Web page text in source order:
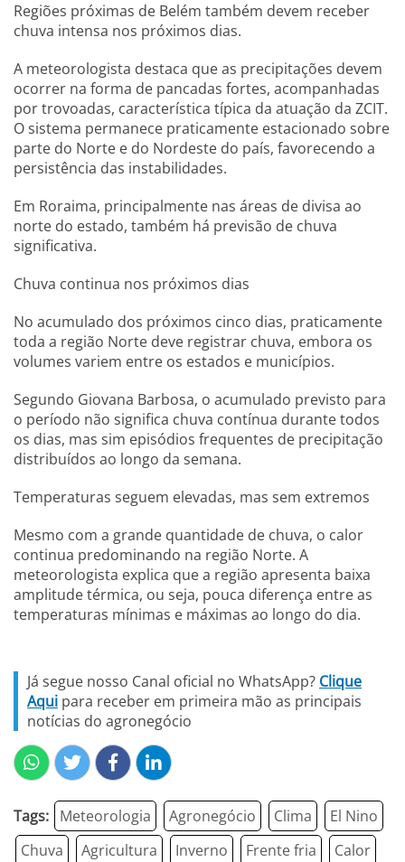
Regiões próximas de Belém também devem receber
chuva intensa nos próximos dias.
A meteorologista destaca que as precipitações devem
ocorrer na forma de pancadas fortes, acompanhadas
por trovoadas, característica típica da atuação da ZCIT.
O sistema permanece praticamente estacionado sobre
parte do Norte e do Nordeste do país, favorecendo a
persistência das instabilidades.
Em Roraima, principalmente nas áreas de divisa ao
norte do estado, também há previsão de chuva
significativa.
Chuva continua nos próximos dias
No acumulado dos próximos cinco dias, praticamente
toda a região Norte deve registrar chuva, embora os
volumes variem entre os estados e municípios.
Segundo Giovana Barbosa, o acumulado previsto para
o período não significa chuva contínua durante todos
os dias, mas sim episódios frequentes de precipitação
distribuídos ao longo da semana.
Temperaturas seguem elevadas, mas sem extremos
Mesmo com a grande quantidade de chuva, o calor
continua predominando na região Norte. A
meteorologista explica que a região apresenta baixa
amplitude térmica, ou seja, pouca diferença entre as
temperaturas mínimas e máximas ao longo do dia.
Já segue nosso Canal oficial no WhatsApp? Clique
Aqui para receber em primeira mão as principais
notícias do agronegócio
Tags: Meteorologia Agronegócio Clima
El Nino
Chuva
Agricultura Inverno Frente fria
Calor